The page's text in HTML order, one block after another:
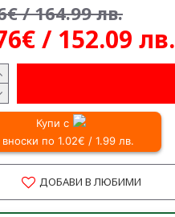
/ 152.09 лв.
/ 164.99 лв.
Купи с
вноски по 1.02€ / 1.99 лв.
ДОБАВИ В ЛЮБИМИ